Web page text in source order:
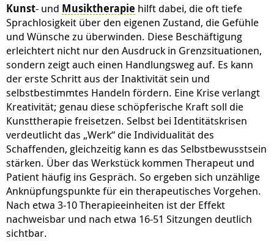
Kunst- und Musiktherapie hilft dabei, die oft tiefe
Sprachlosigkeit über den eigenen Zustand, die Gefühle
und Wünsche zu überwinden. Diese Beschäftigung
erleichtert nicht nur den Ausdruck in Grenzsituationen,
sondern zeigt auch einen Handlungsweg auf. Es kann
der erste Schritt aus der Inaktivität sein und
selbstbestimmtes Handeln fördern. Eine Krise verlangt
Kreativität; genau diese schöpferische Kraft soll die
Kunsttherapie freisetzen. Selbst bei Identitätskrisen
verdeutlicht das „Werk“ die Individualität des
Schaffenden, gleichzeitig kann es das Selbstbewusstsein
stärken. Über das Werkstück kommen Therapeut und
Patient häufig ins Gespräch. So ergeben sich unzählige
Anknüpfungspunkte für ein therapeutisches Vorgehen.
Nach etwa 3-10 Therapieeinheiten ist der Effekt
nachweisbar und nach etwa 16-51 Sitzungen deutlich
sichtbar.